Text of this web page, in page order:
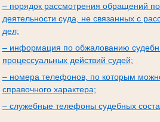
– порядок рассмотрения обращений
деятельности суда, не связанных с
дел;
– информация по обжалованию
процессуальных действий судей;
– номера телефонов, по которым
справочного характера;
– служебные телефоны судебных